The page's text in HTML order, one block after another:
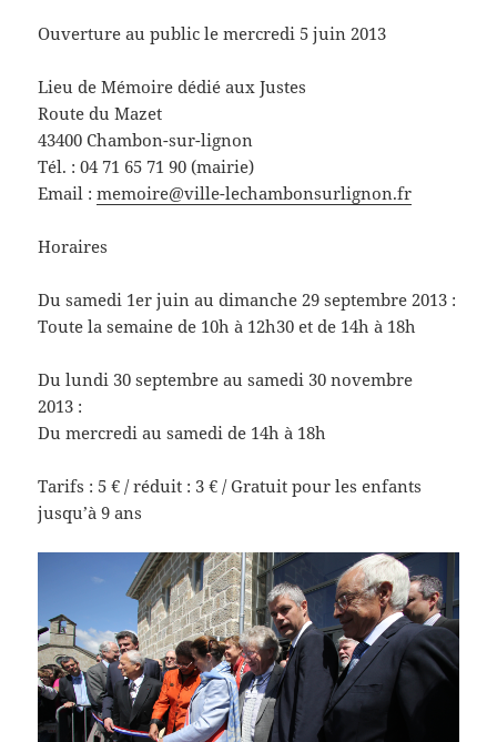
Ouverture au public le mercredi 5 juin 2013
Lieu de Mémoire dédié aux Justes
Route du Mazet
43400 Chambon-sur-lignon
Tél. : 04 71 65 71 90 (mairie)
Email :memoire@ville-lechambonsurlignon.fr
Horaires
Du samedi 1er juin au dimanche 29 septembre 2013 :
Toute la semaine de 10h à 12h30 et de 14h à 18h
Du lundi 30 septembre au samedi 30 novembre
2013 :
Du mercredi au samedi de 14h à 18h
Tarifs : 5 € / réduit : 3 € / Gratuit pour les enfants
jusqu’à 9 ans